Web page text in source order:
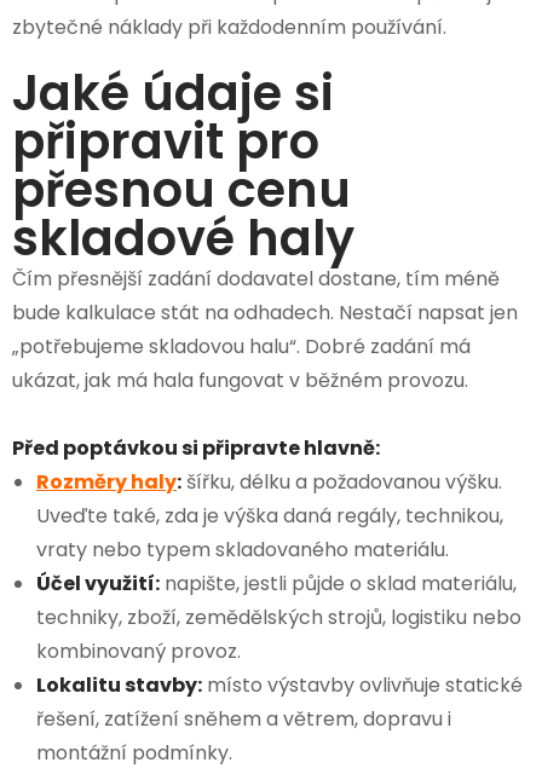
zbytečné náklady při každodenním používání.
Jaké údaje si
připravit pro
přesnou cenu
skladové haly
Čím přesnější zadání dodavatel dostane, tím méně
bude kalkulace stát na odhadech. Nestačí napsat jen
„potřebujeme skladovou halu“. Dobré zadání má
ukázat, jak má hala fungovat v běžném provozu.
Před poptávkou si připravte hlavně:
Rozměry haly: šířku, délku a požadovanou výšku.
Uveďte také, zda je výška daná regály, technikou,
vraty nebo typem skladovaného materiálu.
Účel využití: napište, jestli půjde o sklad materiálu,
techniky, zboží, zemědělských strojů, logistiku nebo
kombinovaný provoz.
Lokalitu stavby: místo výstavby ovlivňuje statické
řešení, zatížení sněhem a větrem, dopravu i
montážní podmínky.